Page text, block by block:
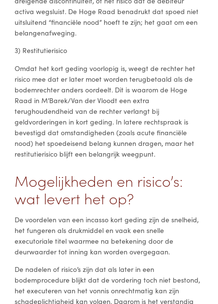
activa wegsluist. De Hoge Raad benadrukt dat spoed niet
uitsluitend “financiële nood” hoeft te zijn; het gaat om een
belangenafweging.
3) Restitutierisico
Omdat het kort geding voorlopig is, weegt de rechter het
risico mee dat er later moet worden terugbetaald als de
bodemrechter anders oordeelt. Dit is waarom de Hoge
Raad in M’Barek/Van der Vloodt een extra
terughoudendheid van de rechter verlangt bij
geldvorderingen in kort geding. In latere rechtspraak is
bevestigd dat omstandigheden (zoals acute financiële
nood) het spoedeisend belang kunnen dragen, maar het
restitutierisico blijft een belangrijk weegpunt.
Mogelijkheden en risico’s:
wat levert het op?
De voordelen van een incasso kort geding zijn de snelheid,
het fungeren als drukmiddel en vaak een snelle
executoriale titel waarmee na betekening door de
deurwaarder tot inning kan worden overgegaan.
De nadelen of risico’s zijn dat als later in een
bodemprocedure blijkt dat de vordering toch niet bestond,
het executeren van het vonnis onrechtmatig kan zijn
schadeplichtigheid kan volgen. Daarom is het verstandig